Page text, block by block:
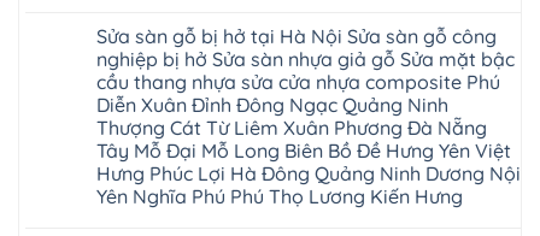
Ninh
hưng
yên
Lâm
Thao
Tam
Nông
hải
phòng
Thanh
Thủy
Tân
Bắc
Ninh
Gia
Lâm
Hà
Nam
Hà
Nội
Hưng
Yên
Đông
Anh
thanh
oai
ứng
hòa
long
biên
sài
gòn
đông
anh
sóc
sơn
Nội
Sửa
sàn
nhựa
giả
gỗ
Sửa
mặt
bậc
cầu
thang
nhựa
bình
luận
ở
Sửa
chữa
sàn
gỗ
tại
Hà
Nội
Sửa
sàn
Sửa sàn gỗ bị hở tại Hà Nội Sửa sàn gỗ công
nghiệp bị hở Sửa sàn nhựa giả gỗ Sửa mặt bậc
cầu thang nhựa sửa cửa nhựa composite Phú
Diễn Xuân Đỉnh Đông Ngạc Quảng Ninh
Thượng Cát Từ Liêm Xuân Phương Đà Nẵng
Tây Mỗ Đại Mỗ Long Biên Bồ Đề Hưng Yên Việt
Hưng Phúc Lợi Hà Đông Quảng Ninh Dương Nội
Yên Nghĩa Phú Phú Thọ Lương Kiến Hưng